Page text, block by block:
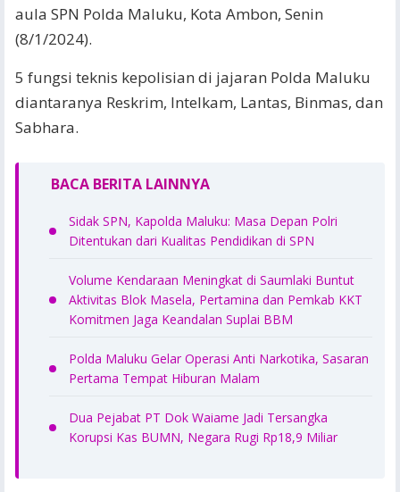
aula SPN Polda Maluku, Kota Ambon, Senin
(8/1/2024).
5 fungsi teknis kepolisian di jajaran Polda Maluku
diantaranya Reskrim, Intelkam, Lantas, Binmas, dan
Sabhara.
BACA BERITA LAINNYA
Sidak SPN, Kapolda Maluku: Masa Depan Polri
Ditentukan dari Kualitas Pendidikan di SPN
Volume Kendaraan Meningkat di Saumlaki Buntut
Aktivitas Blok Masela, Pertamina dan Pemkab KKT
Komitmen Jaga Keandalan Suplai BBM
Polda Maluku Gelar Operasi Anti Narkotika, Sasaran
Pertama Tempat Hiburan Malam
Dua Pejabat PT Dok Waiame Jadi Tersangka
Korupsi Kas BUMN, Negara Rugi Rp18,9 Miliar